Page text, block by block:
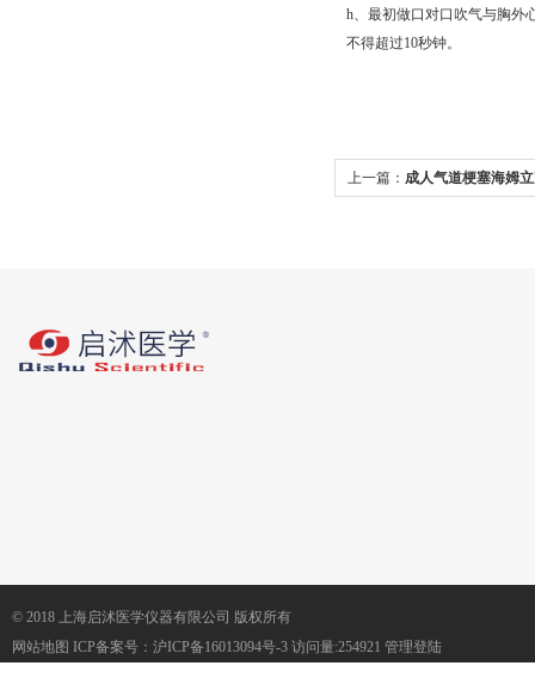
h、最初做口对口吹气与胸外
不得超过10秒钟。
上一篇： 成人气道梗塞海姆
© 2018 上海启沭医学仪器有限公司 版权所有
网站地图 ICP备案号： 沪ICP备16013094号-3 访问量:254921 管理登陆